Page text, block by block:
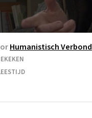
Humanistisch Verbond